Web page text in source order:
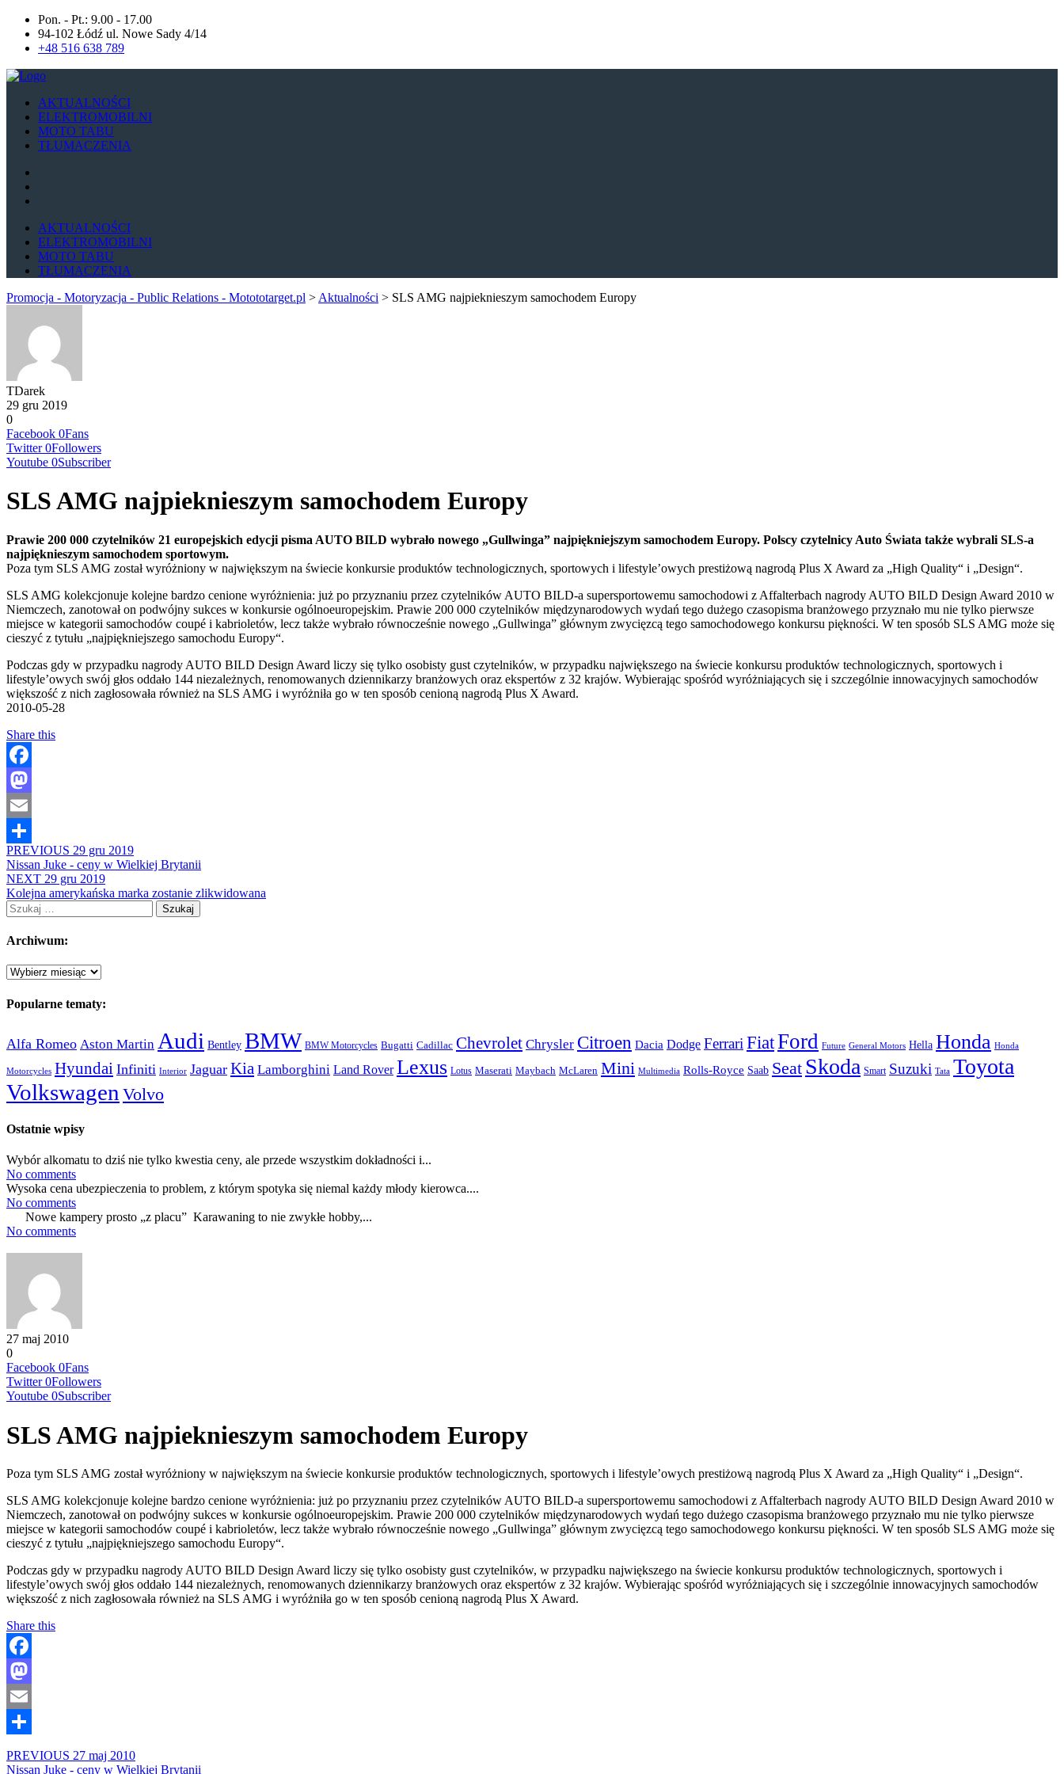
Pon. - Pt.: 9.00 - 17.00
94-102 Łódź ul. Nowe Sady 4/14
+48 516 638 789
AKTUALNOŚCI
ELEKTROMOBILNI
MOTO TABU
TŁUMACZENIA
AKTUALNOŚCI
ELEKTROMOBILNI
MOTO TABU
TŁUMACZENIA
Promocja - Motoryzacja - Public Relations - Motototarget.pl > Aktualności > SLS AMG najpieknieszym samochodem Europy
TDarek
29 gru 2019
0
Facebook 0Fans
Twitter 0Followers
Youtube 0Subscriber
SLS AMG najpieknieszym samochodem Europy
Prawie 200 000 czytelników 21 europejskich edycji pisma AUTO BILD wybrało nowego „Gullwinga” najpiękniejszym samochodem Europy. Polscy czytelnicy Auto Świata także wybrali SLS-a
najpięknieszym samochodem sportowym.
Poza tym SLS AMG został wyróżniony w największym na świecie konkursie produktów technologicznych, sportowych i lifestyle’owych prestiżową nagrodą Plus X Award za „High Quality“ i „Design“.
SLS AMG kolekcjonuje kolejne bardzo cenione wyróżnienia: już po przyznaniu przez czytelników AUTO BILD-a supersportowemu samochodowi z Affalterbach nagrody AUTO BILD Design Award 2010 w
Niemczech, zanotował on podwójny sukces w konkursie ogólnoeuropejskim. Prawie 200 000 czytelników międzynarodowych wydań tego dużego czasopisma branżowego przyznało mu nie tylko pierwsze
miejsce w kategorii samochodów coupé i kabrioletów, lecz także wybrało równocześnie nowego „Gullwinga” głównym zwycięzcą tego samochodowego konkursu piękności. W ten sposób SLS AMG może się
cieszyć z tytułu „najpiękniejszego samochodu Europy“.
Podczas gdy w przypadku nagrody AUTO BILD Design Award liczy się tylko osobisty gust czytelników, w przypadku największego na świecie konkursu produktów technologicznych, sportowych i
lifestyle’owych swój głos oddało 144 niezależnych, renomowanych dziennikarzy branżowych oraz ekspertów z 32 krajów. Wybierając spośród wyróżniających się i szczególnie innowacyjnych samochodów
większość z nich zagłosowała również na SLS AMG i wyróżniła go w ten sposób cenioną nagrodą Plus X Award.
2010-05-28
Share this
Facebook
Mastodon
Email
Share
PREVIOUS 29 gru 2019
Nissan Juke - ceny w Wielkiej Brytanii
NEXT 29 gru 2019
Kolejna amerykańska marka zostanie zlikwidowana
Szukaj:
Archiwum:
Archiwum:
Popularne tematy:
Alfa Romeo Aston Martin Audi Bentley BMW BMW Motorcycles Bugatti Cadillac Chevrolet Chrysler Citroen Dacia Dodge Ferrari FiatFord Future General Motors Hella Honda Honda
Motorcycles Hyundai Infiniti Interior Jaguar Kia Lamborghini Land Rover Lexus Lotus Maserati Maybach McLaren Mini Multimedia Rolls-Royce Saab Seat Skoda Smart Suzuki Tata Toyota
Volkswagen Volvo
Ostatnie wpisy
Wybór alkomatu to dziś nie tylko kwestia ceny, ale przede wszystkim dokładności i...
No comments
Wysoka cena ubezpieczenia to problem, z którym spotyka się niemal każdy młody kierowca....
No comments
Nowe kampery prosto „z placu” Karawaning to nie zwykłe hobby,...
No comments
27 maj 2010
0
Facebook 0Fans
Twitter 0Followers
Youtube 0Subscriber
SLS AMG najpieknieszym samochodem Europy
Poza tym SLS AMG został wyróżniony w największym na świecie konkursie produktów technologicznych, sportowych i lifestyle’owych prestiżową nagrodą Plus X Award za „High Quality“ i „Design“.
SLS AMG kolekcjonuje kolejne bardzo cenione wyróżnienia: już po przyznaniu przez czytelników AUTO BILD-a supersportowemu samochodowi z Affalterbach nagrody AUTO BILD Design Award 2010 w
Niemczech, zanotował on podwójny sukces w konkursie ogólnoeuropejskim. Prawie 200 000 czytelników międzynarodowych wydań tego dużego czasopisma branżowego przyznało mu nie tylko pierwsze
miejsce w kategorii samochodów coupé i kabrioletów, lecz także wybrało równocześnie nowego „Gullwinga” głównym zwycięzcą tego samochodowego konkursu piękności. W ten sposób SLS AMG może się
cieszyć z tytułu „najpiękniejszego samochodu Europy“.
Podczas gdy w przypadku nagrody AUTO BILD Design Award liczy się tylko osobisty gust czytelników, w przypadku największego na świecie konkursu produktów technologicznych, sportowych i
lifestyle’owych swój głos oddało 144 niezależnych, renomowanych dziennikarzy branżowych oraz ekspertów z 32 krajów. Wybierając spośród wyróżniających się i szczególnie innowacyjnych samochodów
większość z nich zagłosowała również na SLS AMG i wyróżniła go w ten sposób cenioną nagrodą Plus X Award.
Share this
Facebook
Mastodon
Email
PREVIOUS 27 maj 2010
Nissan Juke - ceny w Wielkiej Brytanii